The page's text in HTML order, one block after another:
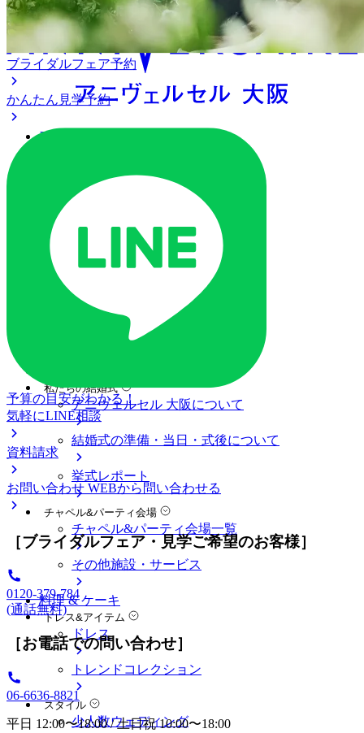
アクセス
ご列席の皆様へ
トピックス
ご予約・お問い合わせ
ブライダルフェア
ブライダルフェア一覧
ブライダルフェアの基礎知識
私たちの結婚式
アニヴェルセル 大阪について
結婚式の準備・当日・式後について
挙式レポート
チャペル&パーティ会場
チャペル&パーティ会場一覧
その他施設・サービス
料理 & ケーキ
ドレス&アイテム
ドレス
トレンドコレクション
スタイル
少人数ウェディング
ブライダルフェア予約
かんたん見学予約
予算の目安がわかる！
気軽にLINE相談
資料請求
お問い合わせ WEBから問い合わせる
［ブライダルフェア・見学ご希望のお客様］
0120-379-784
(通話無料)
［お電話での問い合わせ］
06-6636-8821
平日 12:00〜18:00 / 土日祝 10:00〜18:00